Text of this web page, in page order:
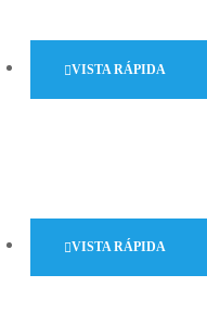
VISTA RÁPIDA
VISTA RÁPIDA